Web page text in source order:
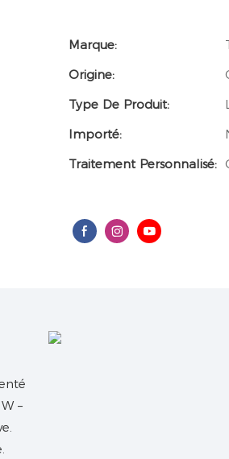
Marque:
Origine:
Type De Produit:
Importé:
Traitement Personnalisé:
–